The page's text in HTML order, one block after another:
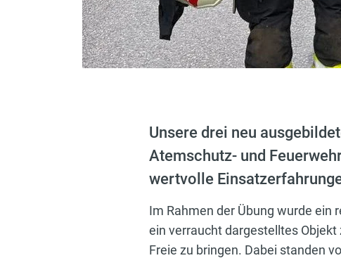
Unsere drei neu
Atemschutz- und
wertvolle
Im Rahmen der Übung wurde
ein verraucht dargestelltes
Freie zu bringen. Dabei standen